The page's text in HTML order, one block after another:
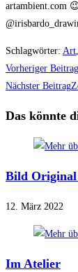
artambient.com
Schlagwörter: Art,
Weitere
Artikel
ansehen
Vorheriger Beitrag
Nächster Beitrag
Das könnte
Bild
12. März 2022
Im Atelier